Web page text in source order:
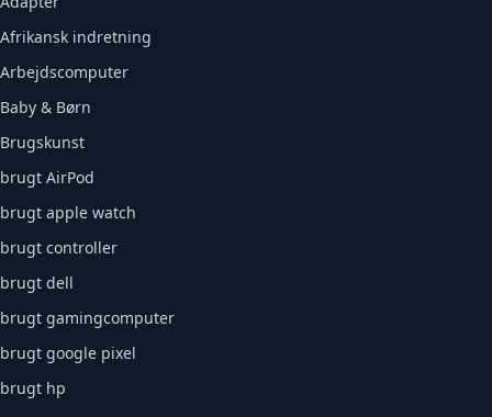
Afrikansk indretning
Arbejdscomputer
Baby & Børn
Brugskunst
brugt AirPod
brugt apple watch
brugt controller
brugt dell
brugt gamingcomputer
brugt google pixel
brugt hp